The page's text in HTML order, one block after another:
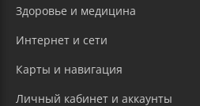
Здоровье и медицина
Интернет и сети
Карты и навигация
Личный кабинет и аккаунты